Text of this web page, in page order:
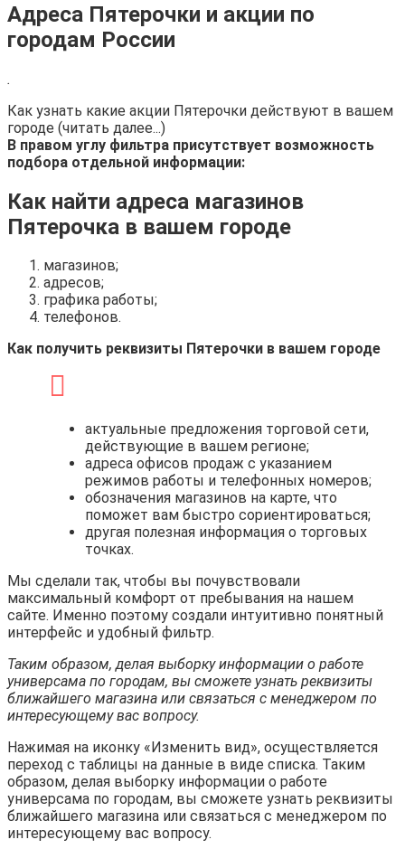
Адреса Пятерочки и акции по
городам России
.
Как узнать какие акции Пятерочки действуют в вашем
городе (читать далее...)
В правом углу фильтра присутствует возможность
подбора отдельной информации:
Как найти адреса магазинов
Пятерочка в вашем городе
магазинов;
адресов;
графика работы;
телефонов.
Как получить реквизиты Пятерочки в вашем городе
актуальные предложения торговой сети,
действующие в вашем регионе;
адреса офисов продаж с указанием
режимов работы и телефонных номеров;
обозначения магазинов на карте, что
поможет вам быстро сориентироваться;
другая полезная информация о торговых
точках.
Мы сделали так, чтобы вы почувствовали
максимальный комфорт от пребывания на нашем
сайте. Именно поэтому создали интуитивно понятный
интерфейс и удобный фильтр.
Таким образом, делая выборку информации о работе
универсама по городам, вы сможете узнать реквизиты
ближайшего магазина или связаться с менеджером по
интересующему вас вопросу.
Нажимая на иконку «Изменить вид», осуществляется
переход с таблицы на данные в виде списка. Таким
образом, делая выборку информации о работе
универсама по городам, вы сможете узнать реквизиты
ближайшего магазина или связаться с менеджером по
интересующему вас вопросу.